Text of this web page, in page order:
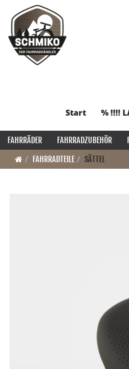
Start % !!!!
FAHRRÄDER FAHRRADZUBEHÖR
FAHRRADTEILE
SÄTTEL